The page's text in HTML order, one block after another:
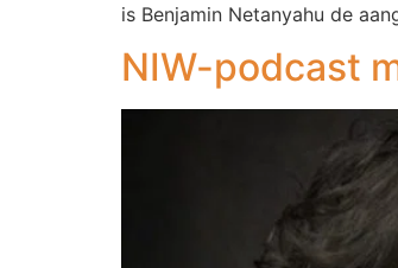
is Benjamin Netanyahu de
NIW-podcast